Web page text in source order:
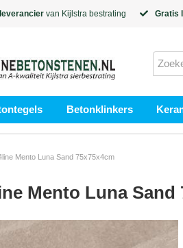
van Kijlstra bestrating Gratis
Betonklinkers
Mento Luna Sand 75x75x4cm
Mento Luna Sand